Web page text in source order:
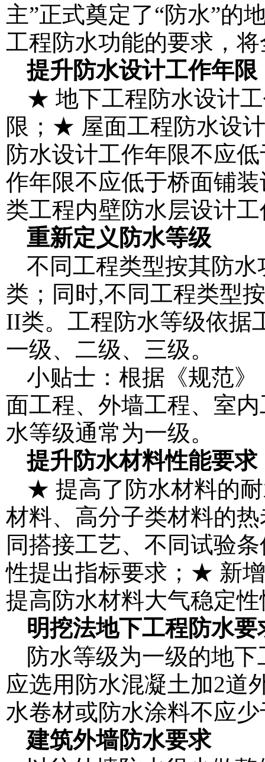
主”正式奠定了“防水”的
工程防水功能的要求，
提升防水设计工作年限
★ 地下工程防水设计
限；★ 屋面工程防水设
防水设计工作年限不应
作年限不应低于桥面铺
类工程内壁防水层设计
重新定义防水等级
不同工程类型按其防
类；同时,不同工程类型
II类。工程防水等级依据
一级、二级、三级。
小贴士：根据《规范
面工程、外墙工程、室
水等级通常为一级。
提升防水材料性能要求
★ 提高了防水材料的
材料、高分子类材料的
同搭接工艺、不同试验
性提出指标要求；★ 新
提高防水材料大气稳定
明挖法地下工程防水要
防水等级为一级的地
应选用防水混凝土加2道
水卷材或防水涂料不应
建筑外墙防水要求